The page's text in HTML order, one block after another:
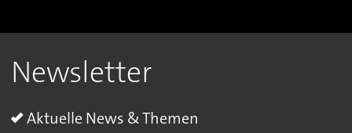
Newsletter
Aktuelle News & Themen